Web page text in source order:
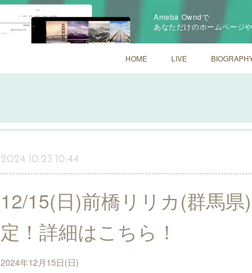
Ameba Owndで
あなただけのホームページ
HOME LIVE
2024.10.23 10:44
12/15(日)前橋リリカ(群馬
定！詳細はこちら！
2024年12月15日(日)